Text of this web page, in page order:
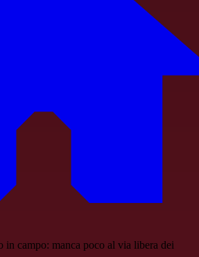
campo: manca poco al via libera dei